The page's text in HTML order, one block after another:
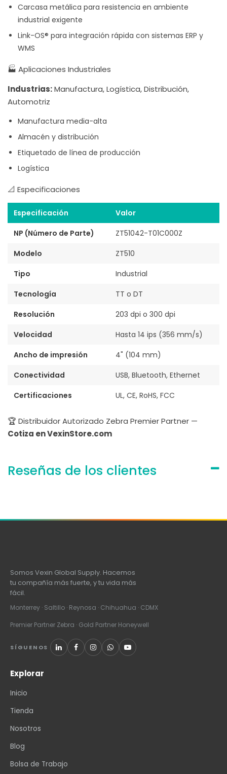
Carcasa metálica para resistencia en ambiente
industrial exigente
Link-OS® para integración rápida con sistemas ERP y
WMS
🏭 Aplicaciones Industriales
Industrias:Manufactura, Logística, Distribución,
Automotriz
Manufactura media-alta
Almacén y distribución
Etiquetado de línea de producción
Logística
📐 Especificaciones
Especificación
Valor
NP (Número de Parte)
ZT51042-T01C000Z
Modelo
ZT510
Tipo
Industrial
Tecnología
TT o DT
Resolución
203 dpi o 300 dpi
Velocidad
Hasta 14 ips (356 mm/s)
Ancho de impresión
4" (104 mm)
Conectividad
USB, Bluetooth, Ethernet
Certificaciones
UL, CE, RoHS, FCC
🏆 Distribuidor Autorizado Zebra Premier Partner —
Cotiza en VexinStore.com
Reseñas de los clientes
Somos Vexin Global Supply. Hacemos
tu compañía más fuerte, y tu vida más
fácil.
Monterrey · Saltillo · Reynosa · Chihuahua · CDMX
Premier Partner Zebra · Gold Partner Honeywell
SÍGUENOS
Explorar
Inicio
Tienda
Nosotros
Blog
Bolsa de Trabajo